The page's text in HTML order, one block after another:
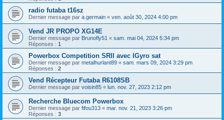
radio futaba t16sz
Dernier message par a.germain « ven. août 30, 2024 4:00 pm
Vend JR PROPO XG14E
Dernier message par Brunofly51 « sam. mai 04, 2024 5:34 pm
Réponses : 1
Powerbox Competition SRII avec IGyro sat
Dernier message par metalhurlant89 « sam. mars 09, 2024 3:29 pm
Réponses : 2
Vend Récepteur Futaba R6108SB
Dernier message par voisin85 « lun. nov. 27, 2023 2:12 pm
Recherche Bluecom Powerbox
Dernier message par fifou313 « mar. nov. 21, 2023 3:26 pm
Réponses : 3